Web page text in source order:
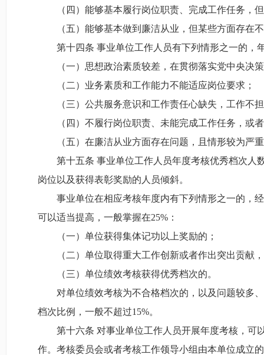
（四）能够基本履行岗位职责、完成工作任务，但
（五）能够基本做到廉洁从业，但某些方面存在
第十四条 事业单位工作人员有下列情形之一的，
（一）思想政治素质较差，在贯彻落实党中央决策
（二）业务素质和工作能力不能适应岗位要求；
（三）公共服务意识和工作责任心缺失，工作不担
（四）不履行岗位职责、未能完成工作任务，或者
（五）在廉洁从业方面存在问题，且情形较为严
第十五条 事业单位工作人员年度考核优秀档次人数
岗位以及获得表彰奖励的人员倾斜。
事业单位在相应考核年度内有下列情形之一的，经
可以适当提高，一般掌握在25%：
（一）单位获得集体记功以上奖励的；
（二）单位取得重大工作创新或者作出突出贡献，
（三）单位绩效考核获得优秀档次的。
对单位绩效考核为不合格档次的，以及问题较多、
档次比例，一般不超过15%。
第十六条 对事业单位工作人员开展年度考核，可
作。考核委员会或者考核工作领导小组由本单位成立